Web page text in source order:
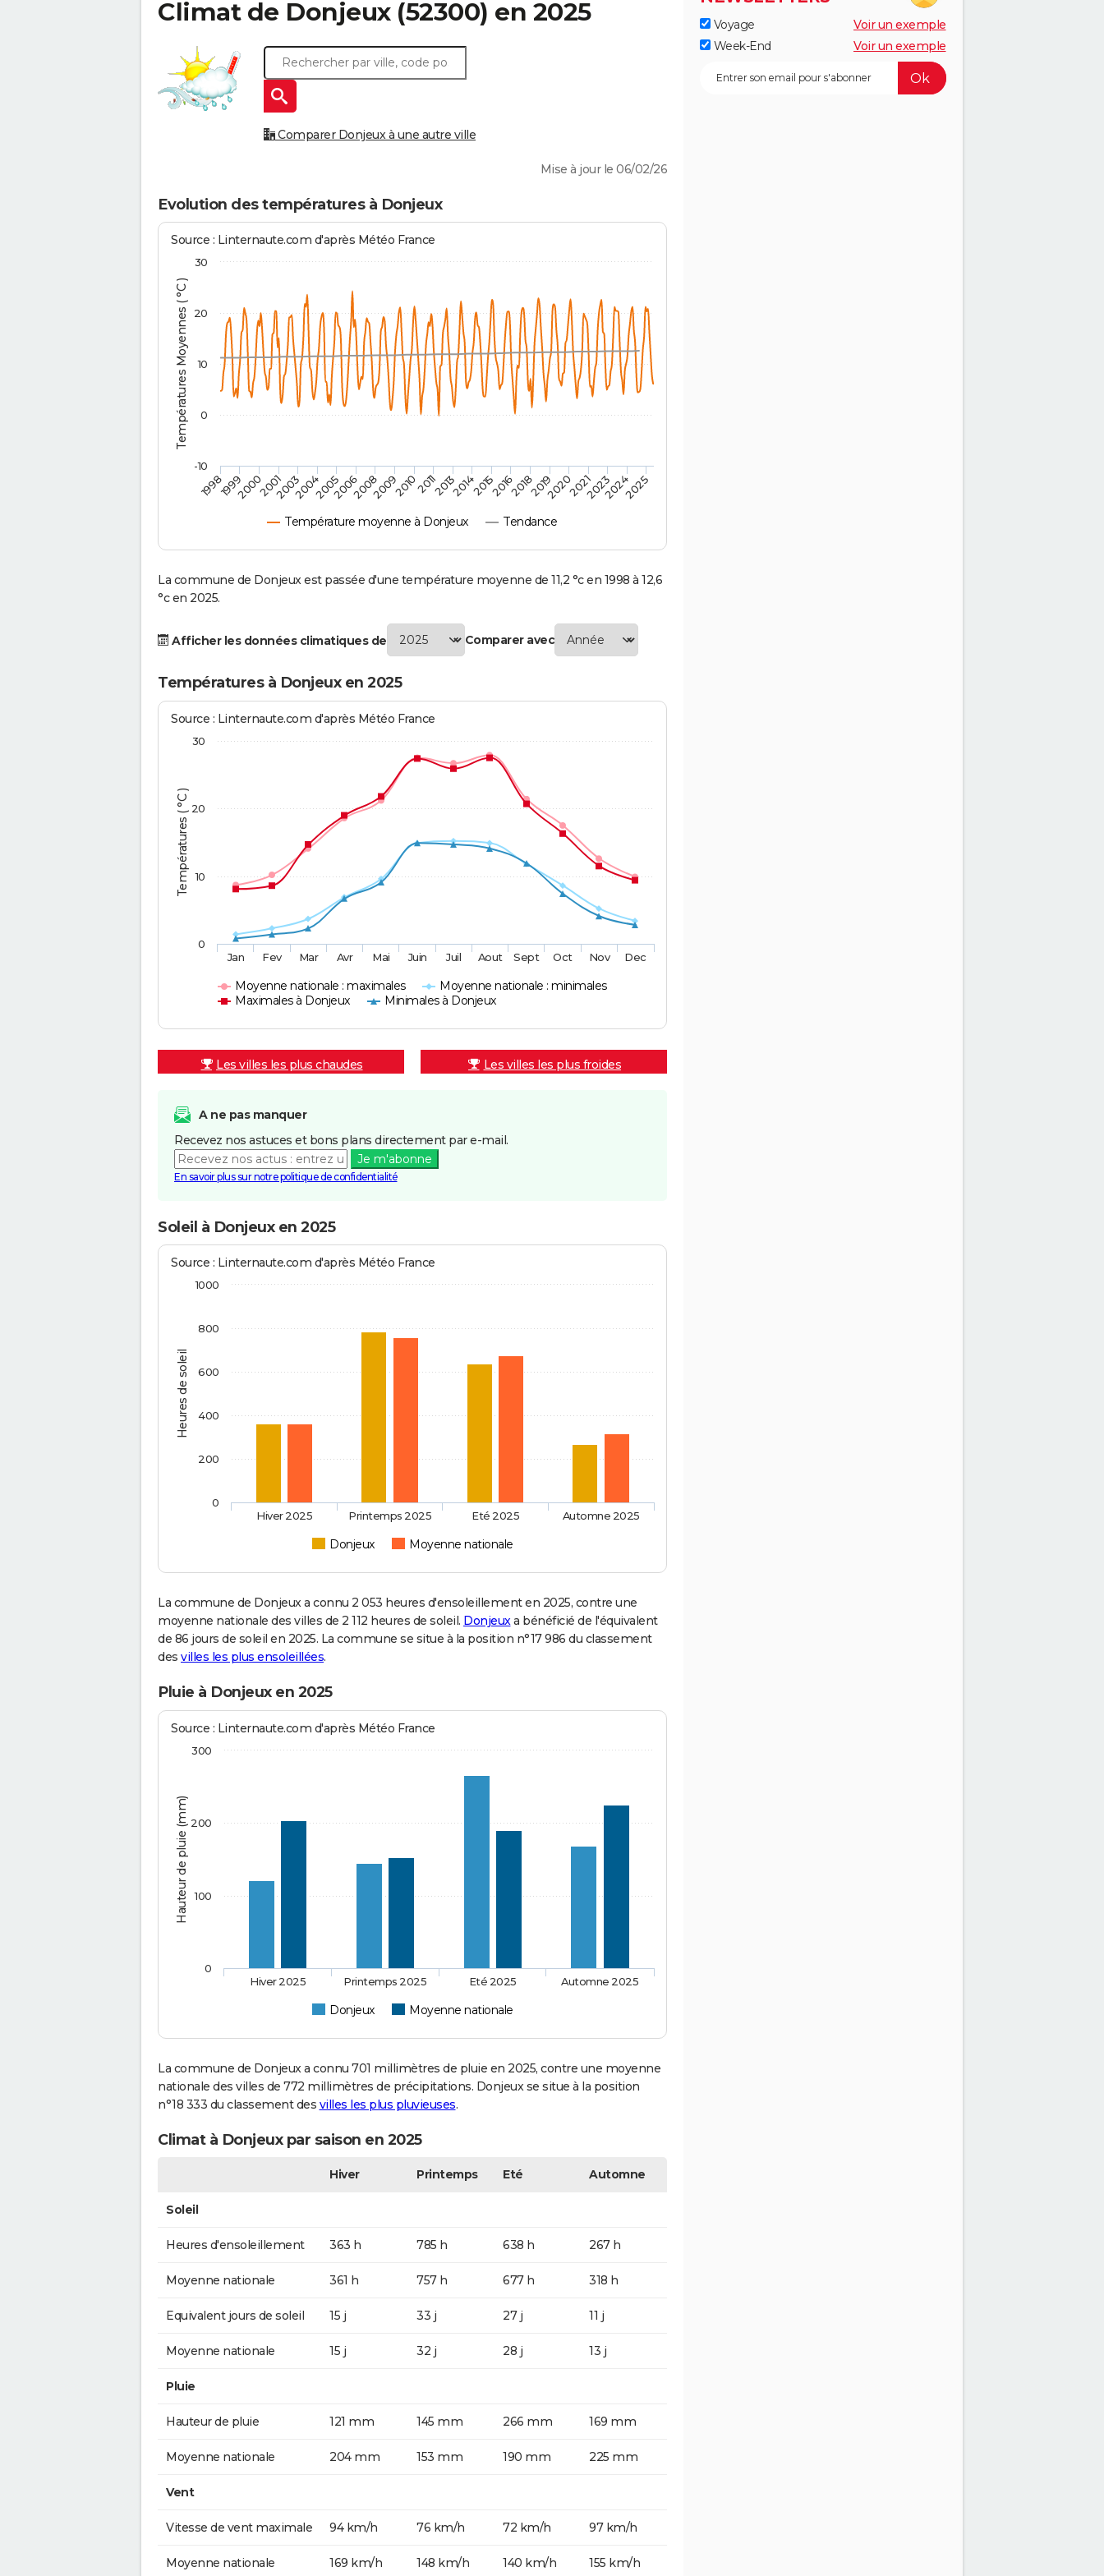
Climat de Donjeux(52300) en 2025
Comparer Donjeux à une autre ville
Mise à jour le 06/02/26
Evolution des températures à Donjeux
Températures Moyennes ( °C )
Source : Linternaute.com d'après Météo France
Température moyenne à Donjeux Tendance
1998 2014
199920002001200320042005200620082009201020112013 201520162018201920202021202320242025
0
10
20
30
-10
La commune de Donjeux est passée d'une température moyenne de 11,2 °c en 1998 à 12,6
°c en 2025.
Afficher les données climatiques de Comparer avec
Températures à Donjeux en 2025
Températures ( °C )
Source : Linternaute.com d'après Météo France
Moyenne nationale : maximales
Moyenne nationale : minimales
Maximales à Donjeux
Minimales à Donjeux
Jan Fev Mar Avr Mai Juin Juil Aout Sept Oct Nov Dec
0
10
20
30
Les villes les plus chaudes Les villes les plus froides
A ne pas manquer
Recevez nos astuces et bons plans directement par e-mail.
Je m'abonne
En savoir plus sur notre politique de confidentialité
Soleil à Donjeux en 2025
Heures de soleil
Source : Linternaute.com d'après Météo France
Donjeux Moyenne nationale
Hiver 2025 Printemps 2025 Eté 2025 Automne 2025
0
200
400
600
800
1000
La commune de Donjeux a connu 2 053 heures d'ensoleillement en 2025, contre une
moyenne nationale des villes de 2 112 heures de soleil. Donjeuxa bénéficié de l'équivalent
de 86 jours de soleil en 2025. La commune se situe à la position n°17 986 du classement
des villes les plus ensoleillées.
Pluie à Donjeux en 2025
Hauteur de pluie (mm)
Source : Linternaute.com d'après Météo France
Donjeux Moyenne nationale
Hiver 2025 Printemps 2025 Eté 2025 Automne 2025
0
100
200
300
La commune de Donjeux a connu 701 millimètres de pluie en 2025, contre une moyenne
nationale des villes de 772 millimètres de précipitations. Donjeux se situe à la position
n°18 333 du classement des villes les plus pluvieuses.
Climat à Donjeux par saison en 2025
Hiver Printemps Eté Automne
Soleil
Heures d'ensoleillement 363 h 785 h 638 h 267 h
Moyenne nationale 361 h 757 h 677 h 318 h
Equivalent jours de soleil 15 j 33 j 27 j 11 j
Moyenne nationale 15 j 32 j 28 j 13 j
Pluie
Hauteur de pluie 121 mm 145 mm 266 mm 169 mm
Moyenne nationale 204 mm 153 mm 190 mm 225 mm
Vent
Vitesse de vent maximale 94 km/h 76 km/h 72 km/h 97 km/h
Moyenne nationale 169 km/h 148 km/h 140 km/h 155 km/h
Voyage
Voir un exemple
Week-End
Voir un exemple